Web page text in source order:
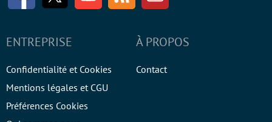
ENTREPRISE
Confidentialité et Cookies
Mentions légales et CGU
Préférences Cookies
À PROPOS
Contact